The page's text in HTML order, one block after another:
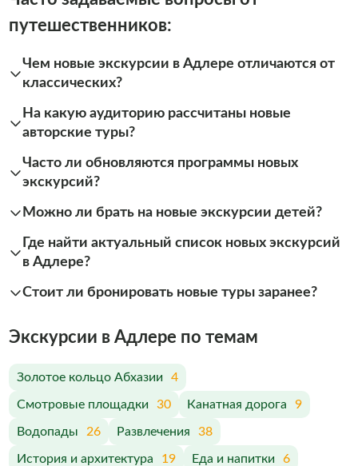
путешественников:
Чем новые экскурсии в Адлере отличаются от
классических?
На какую аудиторию рассчитаны новые
авторские туры?
Часто ли обновляются программы новых
экскурсий?
Можно ли брать на новые экскурсии детей?
Где найти актуальный список новых экскурсий
в Адлере?
Стоит ли бронировать новые туры заранее?
Экскурсии в Адлере по темам
Золотое кольцо Абхазии 4
Смотровые площадки 30 Канатная дорога 9
Водопады 26 Развлечения 38
История и архитектура 19 Еда и напитки 6